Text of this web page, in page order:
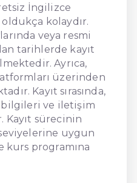
İngilizce
oldukça kolaydır.
veya resmi
tarihlerde kayıt
Ayrıca,
üzerinden
Kayıt sırasında,
bilgileri ve iletişim
sürecinin
seviyelerine uygun
programına